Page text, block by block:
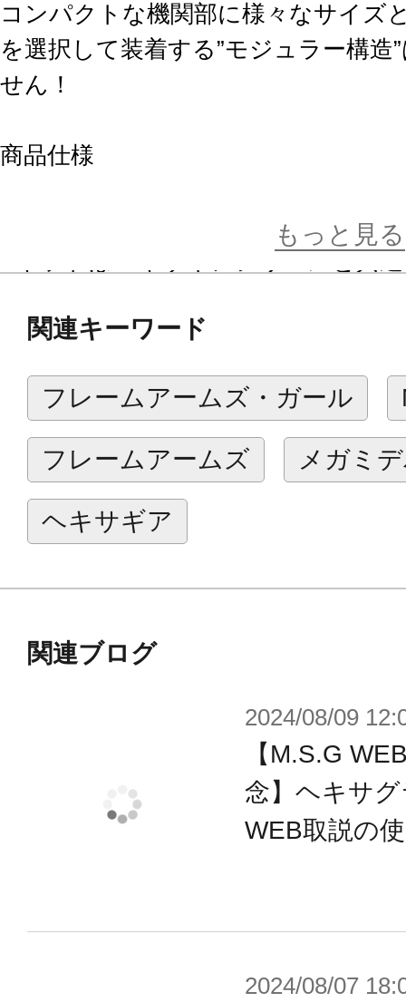
コンパクトな機関部に様々なサイズ
を選択して装着する”モジュラー構造
せん！
商品仕様
高さで、幅広いモデルに対応します
持った状態に組み換えることが可能
各種コトブキヤオリジナルシリーズ
で接続されており、相互にパーツの
が可能です。
■バレル中間ユニットは選択式でサ
きます。
事が可能です。
ャラクターに持たせて使用する事が
■バットプレートを取り外す事で本
ル等を接続する事ができます。
■着脱式マガジン×1
もっと見る
関連キーワード
フレームアームズ・ガール
フレームアームズ メガミ
ヘキサギア
関連ブログ
2024/08/09
【M.S.G
念】ヘキサ
WEB取説の
2024/08/07